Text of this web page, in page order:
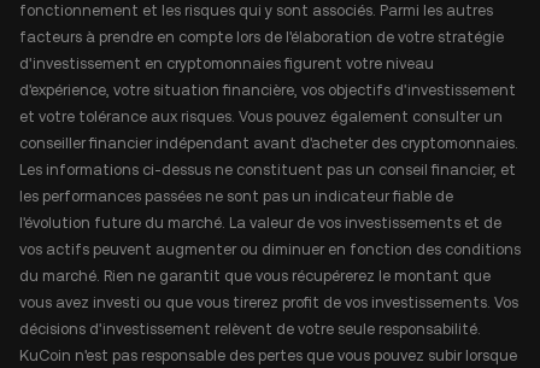
fonctionnement et les risques qui y sont associés. Parmi les autres
facteurs à prendre en compte lors de l'élaboration de votre stratégie
d'investissement en cryptomonnaies figurent votre niveau
d'expérience, votre situation financière, vos objectifs d'investissement
et votre tolérance aux risques. Vous pouvez également consulter un
conseiller financier indépendant avant d'acheter des cryptomonnaies.
Les informations ci-dessus ne constituent pas un conseil financier, et
les performances passées ne sont pas un indicateur fiable de
l'évolution future du marché. La valeur de vos investissements et de
vos actifs peuvent augmenter ou diminuer en fonction des conditions
du marché. Rien ne garantit que vous récupérerez le montant que
vous avez investi ou que vous tirerez profit de vos investissements. Vos
décisions d'investissement relèvent de votre seule responsabilité.
KuCoin n'est pas responsable des pertes que vous pouvez subir lorsque